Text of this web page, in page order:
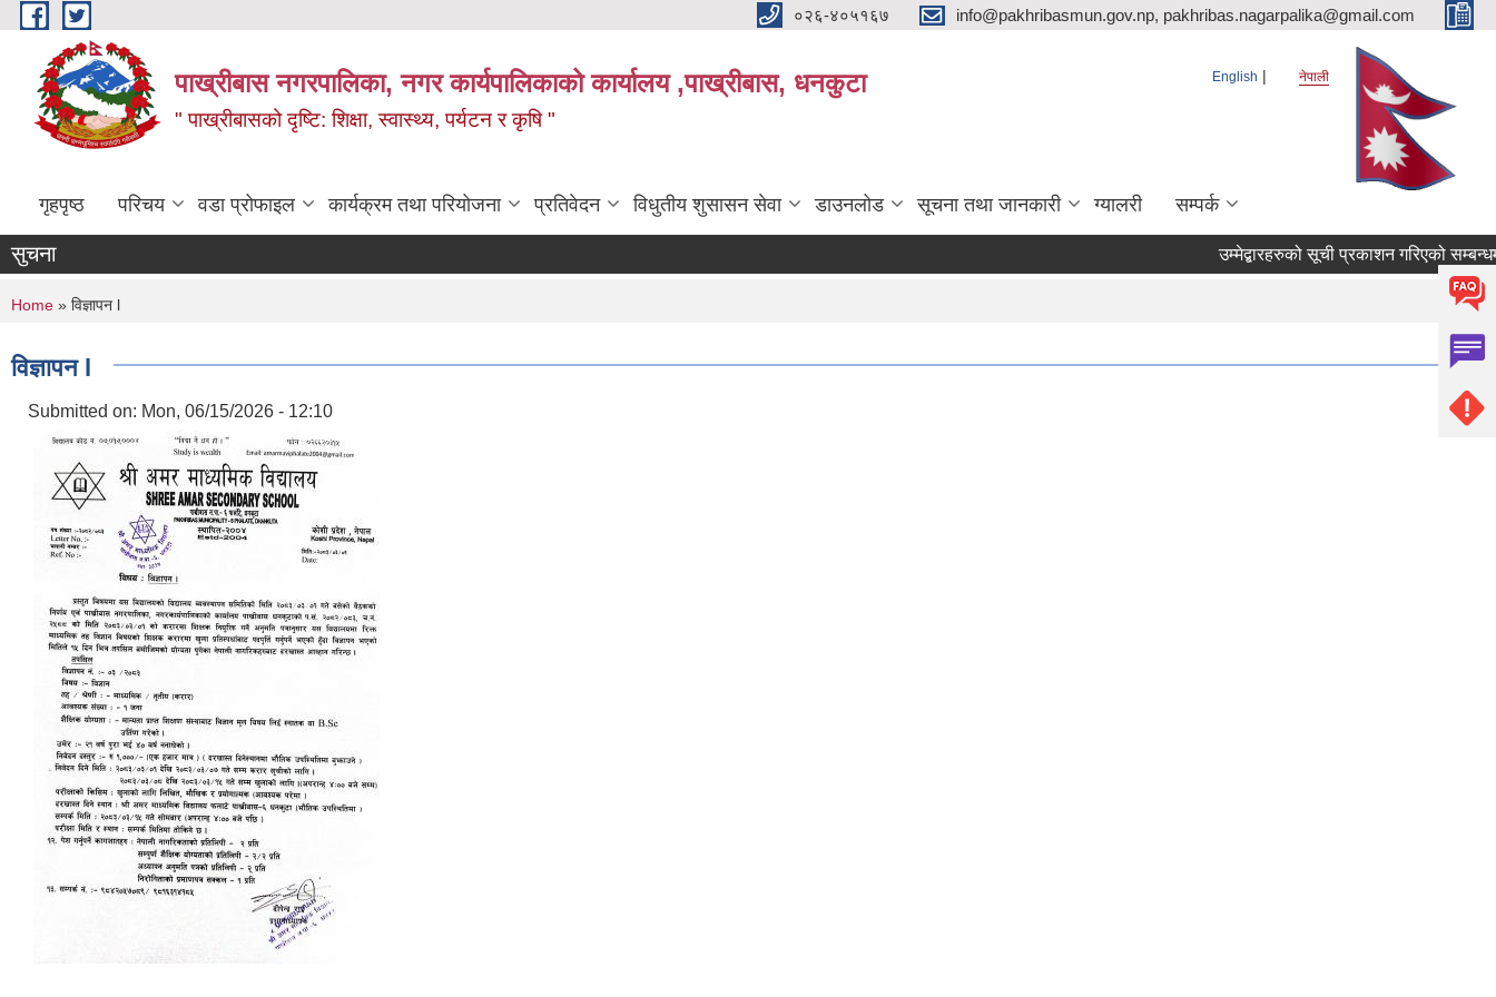
Skip to main content ०२६-४०५१६७ info@pakhribasmun.gov.np, pakhribas.nagarpalika@gmail.com
पाख्रीबास नगरपालिका, नगर कार्यपालिकाको कार्यालय ,पाख्रीबास, धनकुटा
" पाख्रीबासको दृष्टि: शिक्षा, स्वास्थ्य, पर्यटन र कृषि "
English नेपाली
गृहपृष्ठ परिचय वडा प्रोफाइल कार्यक्रम तथा परियोजना प्रतिवेदन विधुतीय शुसासन सेवा डाउनलोड सूचना तथा जानकारी ग्यालरी सम्पर्क
सुचना उम्मेद्बारहरुको सूची प्रकाशन गरिएको
You are here
Home » विज्ञापन l
विज्ञापन l
Submitted on: Mon, 06/15/2026 - 12:10